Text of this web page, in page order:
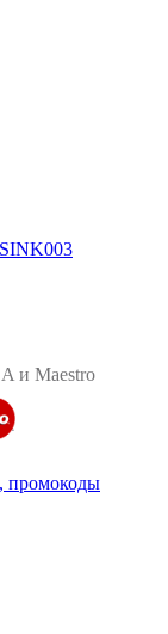
и Maestro
промокоды